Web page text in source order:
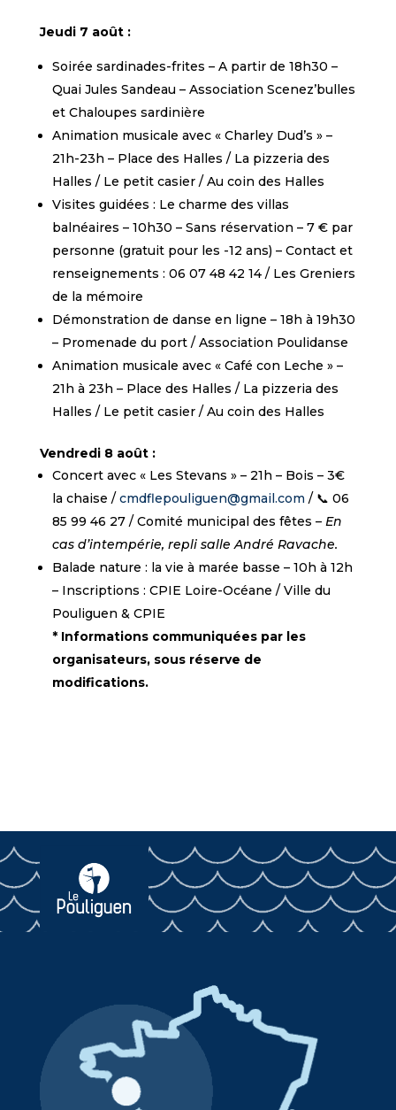
Jeudi 7 août :
Soirée sardinades-frites – A partir de 18h30 –
Quai Jules Sandeau – Association Scenez’bulles
et Chaloupes sardinière
Animation musicale avec « Charley Dud’s » –
21h-23h – Place des Halles / La pizzeria des
Halles / Le petit casier / Au coin des Halles
Visites guidées : Le charme des villas
balnéaires – 10h30 – Sans réservation – 7 € par
personne (gratuit pour les -12 ans) – Contact et
renseignements : 06 07 48 42 14 / Les Greniers
de la mémoire
Démonstration de danse en ligne – 18h à 19h30
– Promenade du port / Association Poulidanse
Animation musicale avec « Café con Leche » –
21h à 23h – Place des Halles / La pizzeria des
Halles / Le petit casier / Au coin des Halles
Vendredi 8 août :
Concert avec « Les Stevans » – 21h – Bois – 3€
la chaise / cmdflepouliguen@gmail.com / 📞 06
85 99 46 27 / Comité municipal des fêtes – En
cas d’intempérie, repli salle André Ravache.
Balade nature : la vie à marée basse – 10h à 12h
– Inscriptions : CPIE Loire-Océane / Ville du
Pouliguen & CPIE
* Informations communiquées par les
organisateurs, sous réserve de
modifications.